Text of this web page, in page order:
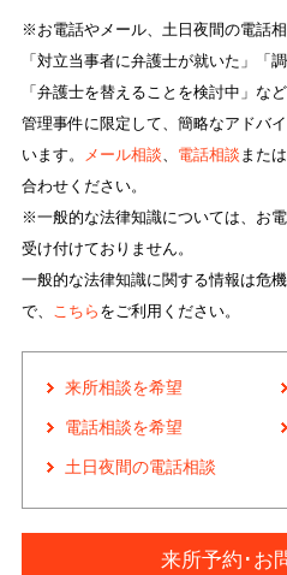
※お電話やメール、土日夜間の電話
「対立当事者に弁護士が就いた」「
「弁護士を替えることを検討中」な
管理事件に限定して、簡略なアドバ
います。
メール相談、 電話相談 または
合わせください。
※一般的な法律知識については、お
受け付けておりません。
一般的な法律知識に関する情報は危
で、 こちら をご利用ください。
来所相談を希望
電話相談を希望
土日夜間の電話相談
来所予約･お